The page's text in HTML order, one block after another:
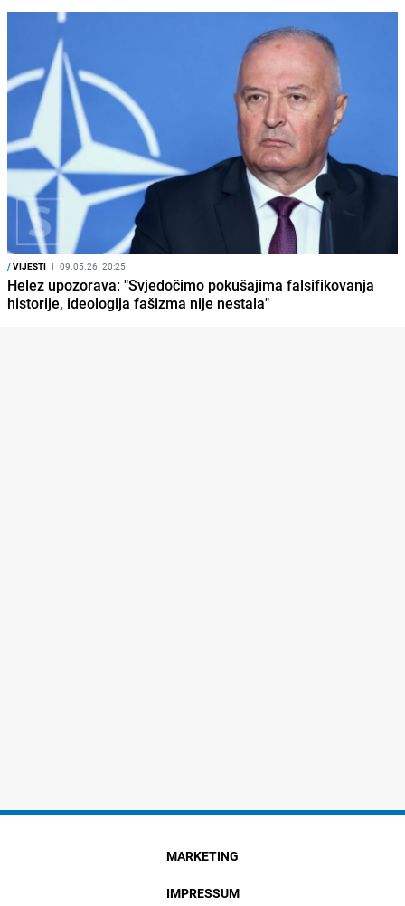
/VIJESTI I 09.05.26. 20:25
Helez upozorava: "Svjedočimo pokušajima falsifikovanja
historije, ideologija fašizma nije nestala"
MARKETING
IMPRESSUM